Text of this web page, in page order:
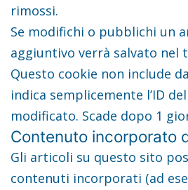
rimossi.
Se modifichi o pubblichi un
aggiuntivo verrà salvato nel
Questo cookie non include
indica semplicemente l’ID
modificato. Scade dopo 1
Contenuto incorporato
Gli articoli su questo sito
contenuti incorporati (ad